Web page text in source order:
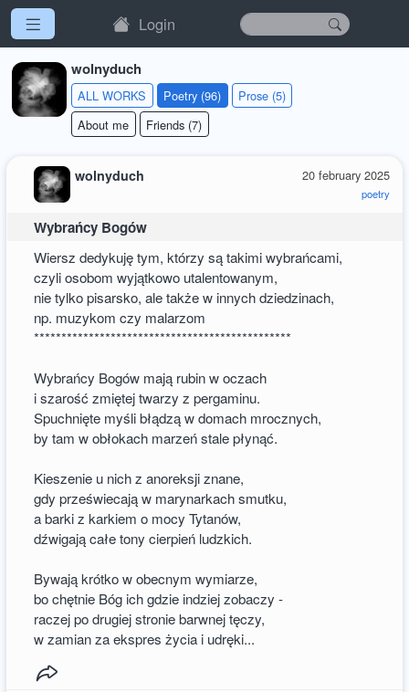
Login
wolnyduch
ALL WORKS Poetry (96)
Prose (5)
About me
Friends (7)
20 february 2025
poetry
wolnyduch
Wybrańcy Bogów
Wiersz dedykuję tym, którzy są takimi wybrańcami,
czyli osobom wyjątkowo utalentowanym,
nie tylko pisarsko, ale także w innych dziedzinach,
np. muzykom czy malarzom
***********************************************
Wybrańcy Bogów mają rubin w oczach
i szarość zmiętej twarzy z pergaminu.
Spuchnięte myśli błądzą w domach mrocznych,
by tam w obłokach marzeń stale płynąć.
Kieszenie u nich z anoreksji znane,
gdy przeświecają w marynarkach smutku,
a barki z karkiem o mocy Tytanów,
dźwigają całe tony cierpień ludzkich.
Bywają krótko w obecnym wymiarze,
bo chętnie Bóg ich gdzie indziej zobaczy -
raczej po drugiej stronie barwnej tęczy,
w zamian za ekspres życia i udręki...